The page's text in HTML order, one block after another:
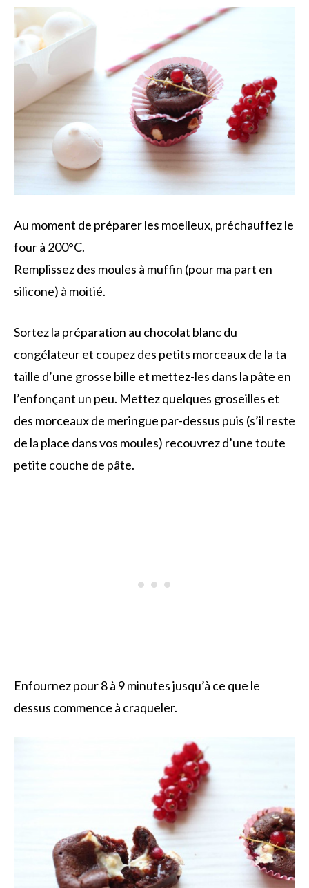
Au moment de préparer les moelleux, préchauffez le
four à 200°C.
Remplissez des moules à muffin (pour ma part en
silicone) à moitié.
Sortez la préparation au chocolat blanc du
congélateur et coupez des petits morceaux de la ta
taille d’une grosse bille et mettez-les dans la pâte en
l’enfonçant un peu. Mettez quelques groseilles et
des morceaux de meringue par-dessus puis (s’il reste
de la place dans vos moules) recouvrez d’une toute
petite couche de pâte.
Enfournez pour 8 à 9 minutes jusqu’à ce que le
dessus commence à craqueler.